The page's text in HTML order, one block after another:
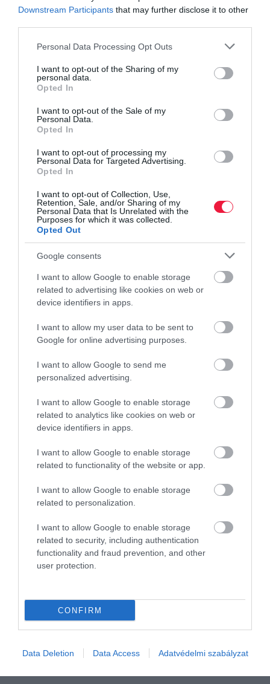
Downstream Participants that may further disclose it to other
Please note that this website/app uses one or more Google
not limited to your visit or usage behaviour. You may click to
grant or deny consent to Google and its third-party tags to
use your data for below specified purposes in below Google
consent section.
Personal Data Processing Opt Outs
I want to opt-out of the Sharing of my
personal data.
Opted In
I want to opt-out of the Sale of my
Personal Data.
Opted In
I want to opt-out of processing my
Personal Data for Targeted Advertising.
Opted In
I want to opt-out of Collection, Use,
Retention, Sale, and/or Sharing of my
Personal Data that Is Unrelated with the
Purposes for which it was collected.
Opted Out
Google consents
I want to allow Google to enable storage
related to advertising like cookies on web or
device identifiers in apps.
I want to allow my user data to be sent to
Google for online advertising purposes.
I want to allow Google to send me
personalized advertising.
I want to allow Google to enable storage
related to analytics like cookies on web or
device identifiers in apps.
I want to allow Google to enable storage
related to functionality of the website or app.
I want to allow Google to enable storage
related to personalization.
I want to allow Google to enable storage
related to security, including authentication
functionality and fraud prevention, and other
user protection.
CONFIRM
Data Deletion Data Access Adatvédelmi szabályzat
bizonytalanság
KERESKEDELEM
Kuponok, pontok: így díjazzák a boltláncok a
vásárlói hűséget
A hazai kiskereskedelemben és vendéglátásban alapvető
marketingeszközzé váltak a digitális alkalmazások, a láncok pedig
egyre kreatívabb hűségrendszerekkel versenyeznek a magyar
vásárlók kegyeiért és…